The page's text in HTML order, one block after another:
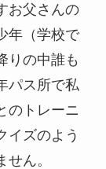
お父さんの
年（学校で
りの中誰も
パス所で私
のトレーニ
イズのよう
ん。